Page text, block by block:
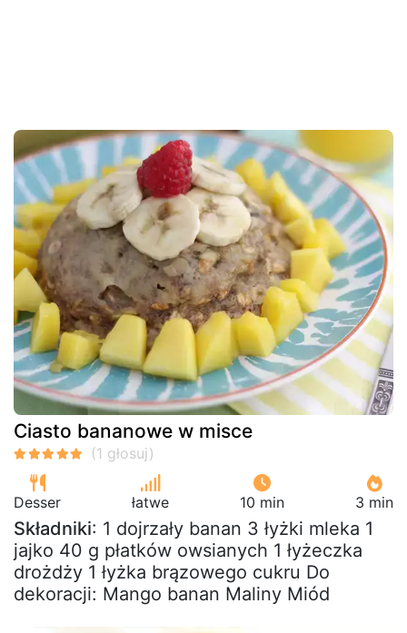
Ciasto bananowe w misce
Desser łatwe 10 min 3 min
Składniki: 1 dojrzały banan 3 łyżki mleka 1
jajko 40 g płatków owsianych 1 łyżeczka
drożdży 1 łyżka brązowego cukru Do
dekoracji: Mango banan Maliny Miód